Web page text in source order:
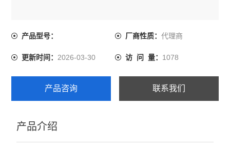
产品型号： 厂商性质： 代理商
更新时间：2026-03-30 访 问 量： 1078
产品咨询 联系我们
产品介绍